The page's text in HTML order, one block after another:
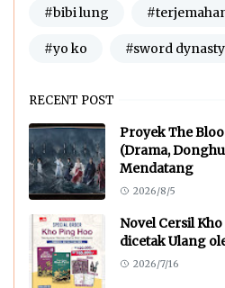
#bibi lung
#yo ko #sword dynasty
RECENT POST
Proyek The
(Drama,
Mendatang
2026/8/5
Novel Cersil
dicetak Ulang
2026/7/16